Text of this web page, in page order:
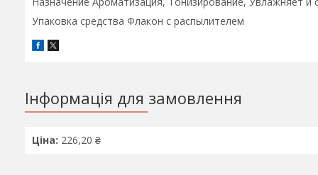
Упаковка средства Флакон с распылителем
Інформація для замовлення
Ціна: 226,20 ₴